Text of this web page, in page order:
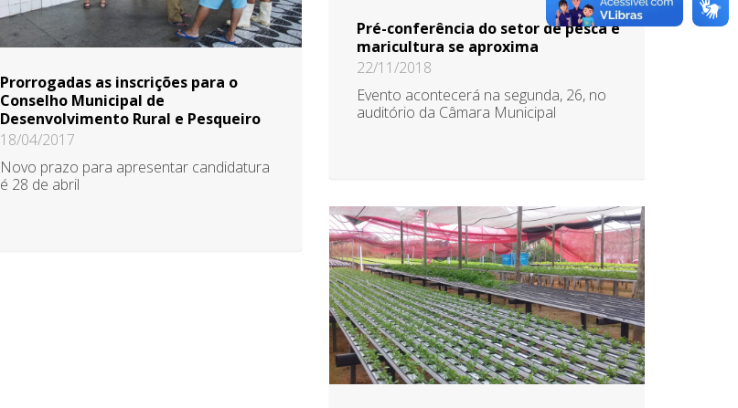
Pré-conferência do setor de pesca e
maricultura se aproxima
22/11/2018
Evento acontecerá na segunda, 26, no
auditório da Câmara Municipal
Prorrogadas as inscrições para o
Conselho Municipal de
Desenvolvimento Rural e Pesqueiro
18/04/2017
Novo prazo para apresentar candidatura
é 28 de abril